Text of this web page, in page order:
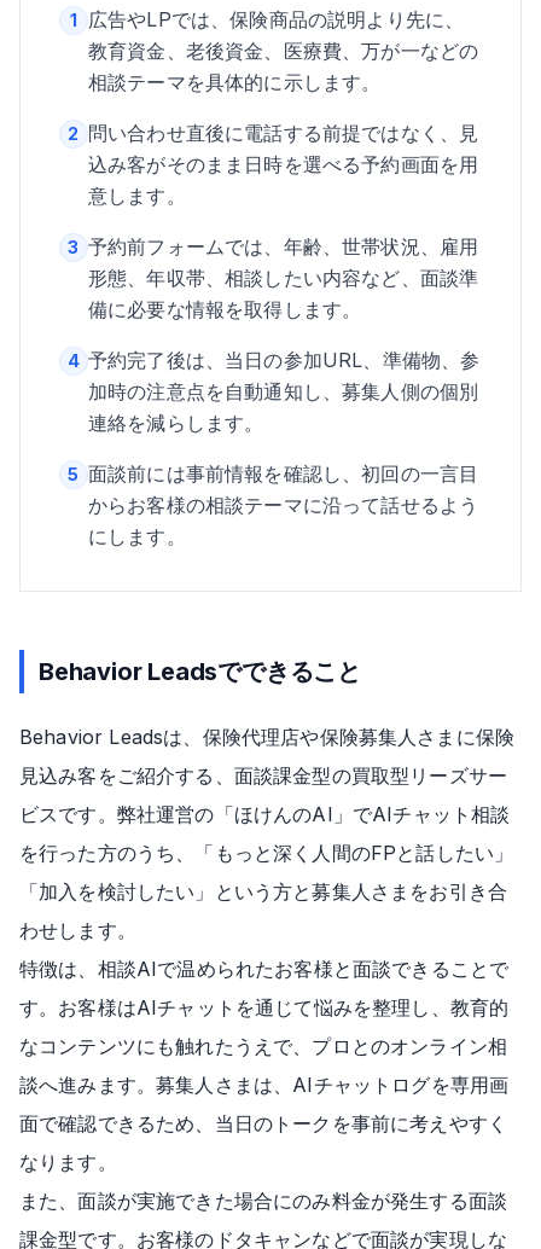
1
広告やLPでは、保険商品の説明より先に、
教育資金、老後資金、医療費、万が一などの
相談テーマを具体的に示します。
2 問い合わせ直後に電話する前提ではなく、見
込み客がそのまま日時を選べる予約画面を用
意します。
3 予約前フォームでは、年齢、世帯状況、雇用
形態、年収帯、相談したい内容など、面談準
備に必要な情報を取得します。
4 予約完了後は、当日の参加URL、準備物、参
加時の注意点を自動通知し、募集人側の個別
連絡を減らします。
5 面談前には事前情報を確認し、初回の一言目
からお客様の相談テーマに沿って話せるよう
にします。
Behavior Leadsでできること
Behavior Leadsは、保険代理店や保険募集人さまに保険
見込み客をご紹介する、面談課金型の買取型リーズサー
ビスです。弊社運営の「ほけんのAI」でAIチャット相談
を行った方のうち、「もっと深く人間のFPと話したい」
「加入を検討したい」という方と募集人さまをお引き合
わせします。
特徴は、相談AIで温められたお客様と面談できることで
す。お客様はAIチャットを通じて悩みを整理し、教育的
なコンテンツにも触れたうえで、プロとのオンライン相
談へ進みます。募集人さまは、AIチャットログを専用画
面で確認できるため、当日のトークを事前に考えやすく
なります。
また、面談が実施できた場合にのみ料金が発生する面談
課金型です。お客様のドタキャンなどで面談が実現しな